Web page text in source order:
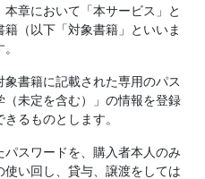
本章において「本サービス」と
（以下「対象書籍」といいま
書籍に記載された専用のパス
未定を含む）」の情報を登録
るものとします。
スワードを、購入者本人のみ
い回し、貸与、譲渡をしては